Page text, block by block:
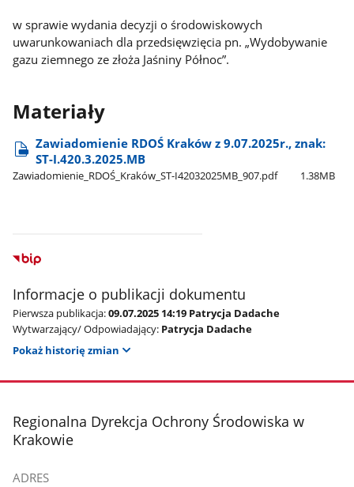
w sprawie wydania decyzji o środowiskowych
uwarunkowaniach dla przedsięwzięcia pn. „Wydobywanie
gazu ziemnego ze złoża Jaśniny Północ”.
Materiały
Zawiadomienie RDOŚ Kraków z 9.07.2025r., znak:
ST-I.420.3.2025.MB
Zawiadomienie​_RDOŚ​_Kraków​_ST-I42032025MB​_907.pdf 1.38MB
Informacje o publikacji dokumentu
Pierwsza publikacja:09.07.2025 14:19 Patrycja Dadache
Wytwarzający/ Odpowiadający: Patrycja Dadache
Pokaż historię zmian
stopka
Regionalna Dyrekcja Ochrony Środowiska w
Krakowie
ADRES